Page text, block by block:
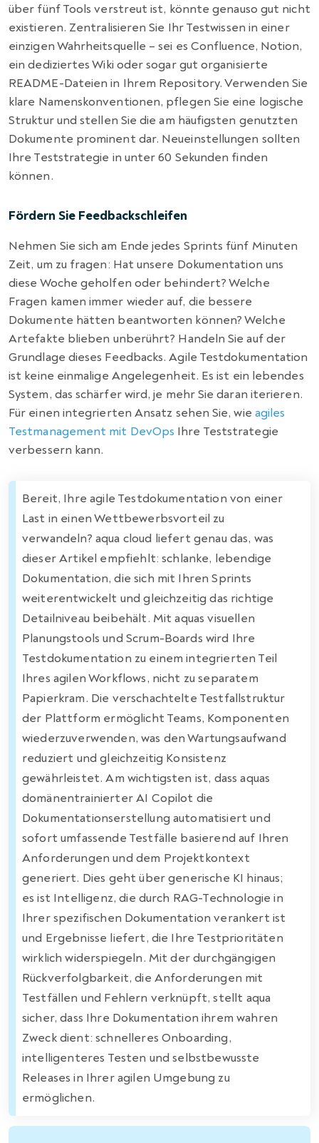
über fünf Tools verstreut ist, könnte genauso gut nicht
existieren. Zentralisieren Sie Ihr Testwissen in einer
einzigen Wahrheitsquelle – sei es Confluence, Notion,
ein dediziertes Wiki oder sogar gut organisierte
README-Dateien in Ihrem Repository. Verwenden Sie
klare Namenskonventionen, pflegen Sie eine logische
Struktur und stellen Sie die am häufigsten genutzten
Dokumente prominent dar. Neueinstellungen sollten
Ihre Teststrategie in unter 60 Sekunden finden
können.
Fördern Sie Feedbackschleifen
Nehmen Sie sich am Ende jedes Sprints fünf Minuten
Zeit, um zu fragen: Hat unsere Dokumentation uns
diese Woche geholfen oder behindert? Welche
Fragen kamen immer wieder auf, die bessere
Dokumente hätten beantworten können? Welche
Artefakte blieben unberührt? Handeln Sie auf der
Grundlage dieses Feedbacks. Agile Testdokumentation
ist keine einmalige Angelegenheit. Es ist ein lebendes
System, das schärfer wird, je mehr Sie daran iterieren.
Für einen integrierten Ansatz sehen Sie, wie agiles
Testmanagement mit DevOps Ihre Teststrategie
verbessern kann.
Bereit, Ihre agile Testdokumentation von einer
Last in einen Wettbewerbsvorteil zu
verwandeln? aqua cloud liefert genau das, was
dieser Artikel empfiehlt: schlanke, lebendige
Dokumentation, die sich mit Ihren Sprints
weiterentwickelt und gleichzeitig das richtige
Detailniveau beibehält. Mit aquas visuellen
Planungstools und Scrum-Boards wird Ihre
Testdokumentation zu einem integrierten Teil
Ihres agilen Workflows, nicht zu separatem
Papierkram. Die verschachtelte Testfallstruktur
der Plattform ermöglicht Teams, Komponenten
wiederzuverwenden, was den Wartungsaufwand
reduziert und gleichzeitig Konsistenz
gewährleistet. Am wichtigsten ist, dass aquas
domänentrainierter AI Copilot die
Dokumentationserstellung automatisiert und
sofort umfassende Testfälle basierend auf Ihren
Anforderungen und dem Projektkontext
generiert. Dies geht über generische KI hinaus;
es ist Intelligenz, die durch RAG-Technologie in
Ihrer spezifischen Dokumentation verankert ist
und Ergebnisse liefert, die Ihre Testprioritäten
wirklich widerspiegeln. Mit der durchgängigen
Rückverfolgbarkeit, die Anforderungen mit
Testfällen und Fehlern verknüpft, stellt aqua
sicher, dass Ihre Dokumentation ihrem wahren
Zweck dient: schnelleres Onboarding,
intelligenteres Testen und selbstbewusste
Releases in Ihrer agilen Umgebung zu
ermöglichen.